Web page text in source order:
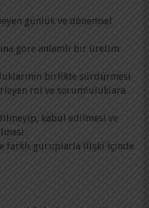
günlük ve dönemsel
göre anlamlı bir üretim
birlikte sürdürmesi
rol ve sorumluluklara
kabul edilmesi ve
farklı guruplarla ilişki içinde